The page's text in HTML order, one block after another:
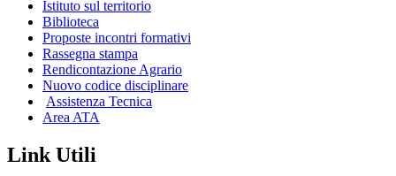
Istituto sul territorio
Biblioteca
Proposte incontri formativi
Rassegna stampa
Rendicontazione Agrario
Nuovo codice disciplinare
Assistenza Tecnica
Area ATA
Link Utili